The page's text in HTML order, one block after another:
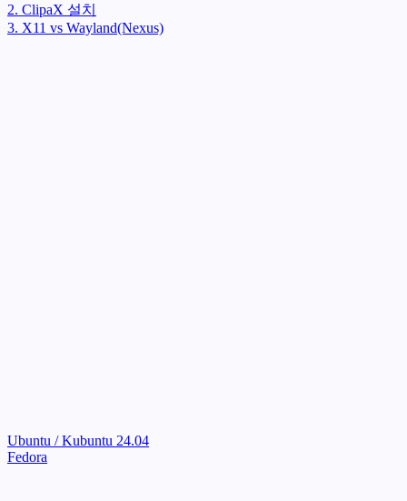
2. ClipaX 설치
3. X11 vs Wayland(Nexus)
Ubuntu / Kubuntu 24.04
Fedora